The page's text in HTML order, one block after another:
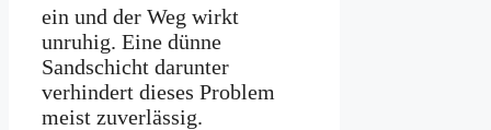
ein und der Weg wirkt
unruhig. Eine dünne
Sandschicht darunter
verhindert dieses Problem
meist zuverlässig.